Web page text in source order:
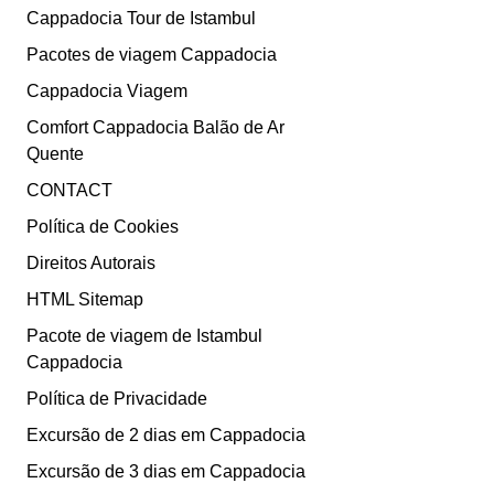
Cappadocia Tour de Istambul
Pacotes de viagem Cappadocia
Cappadocia Viagem
Comfort Cappadocia Balão de Ar
Quente
CONTACT
Política de Cookies
Direitos Autorais
HTML Sitemap
Pacote de viagem de Istambul
Cappadocia
Política de Privacidade
Excursão de 2 dias em Cappadocia
Excursão de 3 dias em Cappadocia